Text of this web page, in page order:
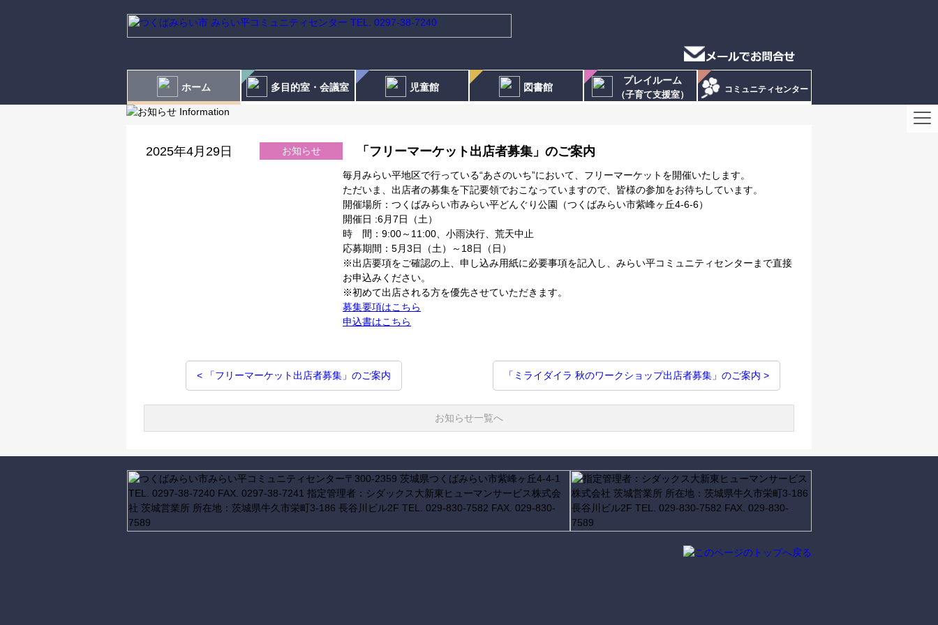
ホーム 多目的室・会議室 児童館 図書館
プレイルーム
（子育て支援室）
コミュニティセンター
2025年4月29日 お知らせ 「フリーマーケット出店者募集」のご案内
毎月みらい平地区で行っている“あさのいち”において、フリーマーケットを開催いたします。
ただいま、出店者の募集を下記要領でおこなっていますので、皆様の参加をお待ちしています。
開催場所：つくばみらい市みらい平どんぐり公園（つくばみらい市紫峰ヶ丘4-6-6）
開催日 :6月7日（土）
時 間：9:00～11:00、小雨決行、荒天中止
応募期間：5月3日（土）～18日（日）
※出店要項をご確認の上、申し込み用紙に必要事項を記入し、みらい平コミュニティセンターまで直接
お申込みください。
※初めて出店される方を優先させていただきます。
募集要項はこちら
申込書はこちら
シ
ョ
ン
< 「フリーマーケット出店者募集」のご案内 「ミライダイラ 秋のワークショップ出店者募集」のご案内 >
お知らせ一覧へ